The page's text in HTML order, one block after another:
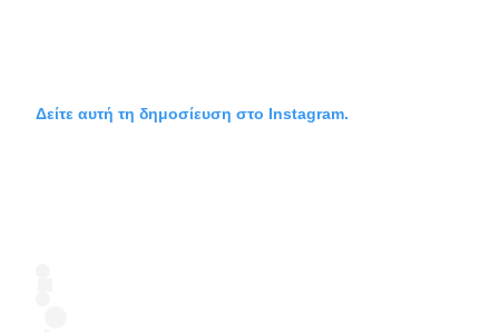
Δείτε αυτή τη δημοσίευση στο Instagram.